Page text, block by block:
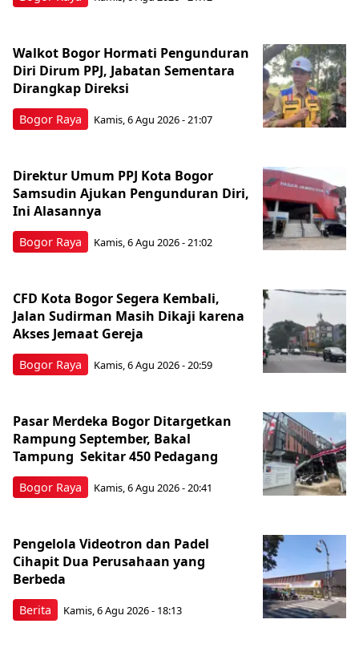
Bogor Raya
Walkot Bogor Hormati Pengunduran
Diri Dirum PPJ, Jabatan Sementara
Dirangkap Direksi
Kamis, 6 Agu 2026 - 21:07
Bogor Raya
Direktur Umum PPJ Kota Bogor
Samsudin Ajukan Pengunduran Diri,
Ini Alasannya
Kamis, 6 Agu 2026 - 21:02
Bogor Raya
CFD Kota Bogor Segera Kembali,
Jalan Sudirman Masih Dikaji karena
Akses Jemaat Gereja
Kamis, 6 Agu 2026 - 20:59
Bogor Raya
Pasar Merdeka Bogor Ditargetkan
Rampung September, Bakal
Tampung Sekitar 450 Pedagang
Kamis, 6 Agu 2026 - 20:41
Berita
Pengelola Videotron dan Padel
Cihapit Dua Perusahaan yang
Berbeda
Kamis, 6 Agu 2026 - 18:13